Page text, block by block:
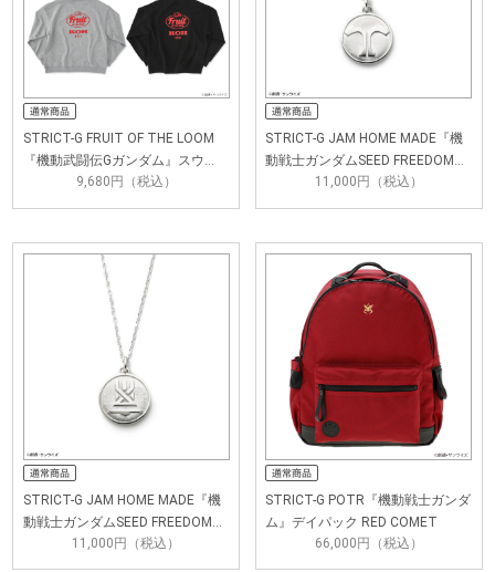
STRICT-G FRUIT OF THE LOOM
『機動武闘伝Gガンダム』スウ…
9,680円（税込）
STRICT-G JAM HOME MADE『機
動戦士ガンダムSEED FREEDOM…
11,000円（税込）
STRICT-G JAM HOME MADE『機
動戦士ガンダムSEED FREEDOM…
11,000円（税込）
STRICT-G POTR『機動戦士ガンダ
ム』デイパック RED COMET
66,000円（税込）